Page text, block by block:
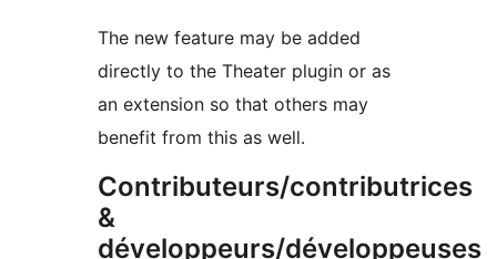
The new feature may be added
directly to the Theater plugin or as
an extension so that others may
benefit from this as well.
Contributeurs/contributrices
&
développeurs/développeuses